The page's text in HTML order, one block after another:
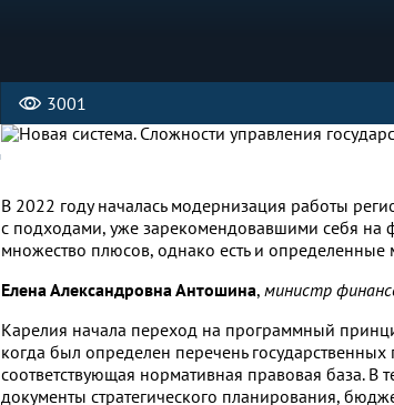
3001
В 2022 году началась модернизация работы
с подходами, уже зарекомендовавшими себя на
множество плюсов, однако есть и определенные
Елена Александровна Антошина, министр
Карелия начала переход на программный
когда был определен перечень
соответствующая нормативная правовая база. В
документы стратегического планирования,